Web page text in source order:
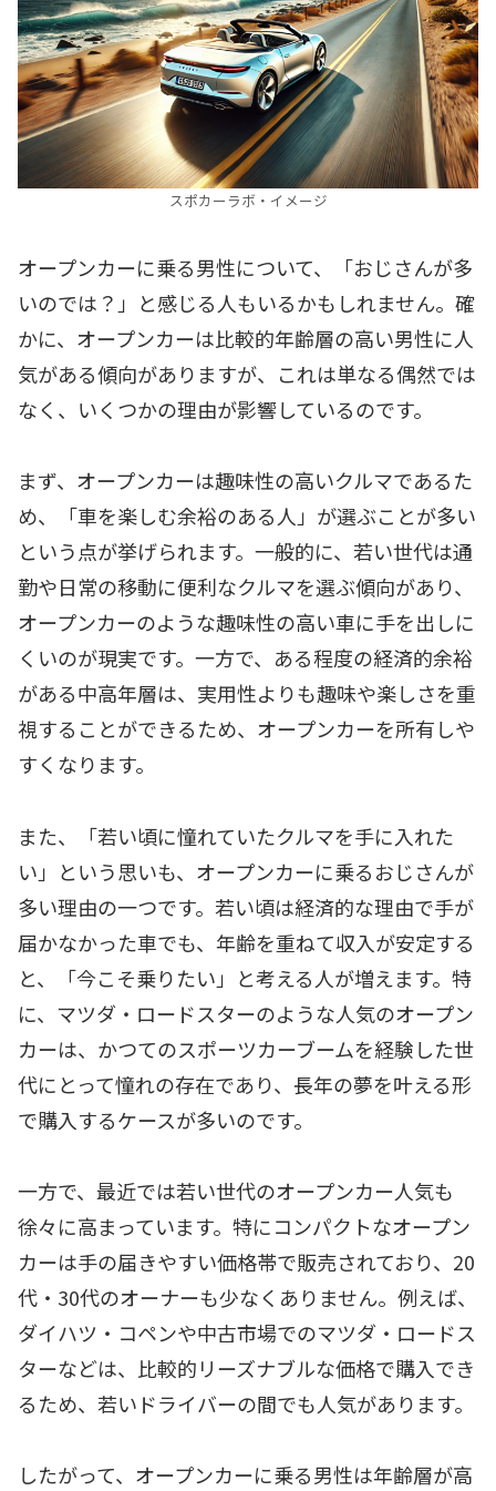
スポカーラボ・イメージ
オープンカーに乗る男性について、「おじさんが多
いのでは？」と感じる人もいるかもしれません。確
かに、オープンカーは比較的年齢層の高い男性に人
気がある傾向がありますが、これは単なる偶然では
なく、いくつかの理由が影響しているのです。
まず、オープンカーは趣味性の高いクルマであるた
め、「車を楽しむ余裕のある人」が選ぶことが多い
という点が挙げられます。一般的に、若い世代は通
勤や日常の移動に便利なクルマを選ぶ傾向があり、
オープンカーのような趣味性の高い車に手を出しに
くいのが現実です。一方で、ある程度の経済的余裕
がある中高年層は、実用性よりも趣味や楽しさを重
視することができるため、オープンカーを所有しや
すくなります。
また、「若い頃に憧れていたクルマを手に入れた
い」という思いも、オープンカーに乗るおじさんが
多い理由の一つです。若い頃は経済的な理由で手が
届かなかった車でも、年齢を重ねて収入が安定する
と、「今こそ乗りたい」と考える人が増えます。特
に、マツダ・ロードスターのような人気のオープン
カーは、かつてのスポーツカーブームを経験した世
代にとって憧れの存在であり、長年の夢を叶える形
で購入するケースが多いのです。
一方で、最近では若い世代のオープンカー人気も
徐々に高まっています。特にコンパクトなオープン
カーは手の届きやすい価格帯で販売されており、20
代・30代のオーナーも少なくありません。例えば、
ダイハツ・コペンや中古市場でのマツダ・ロードス
ターなどは、比較的リーズナブルな価格で購入でき
るため、若いドライバーの間でも人気があります。
したがって、オープンカーに乗る男性は年齢層が高